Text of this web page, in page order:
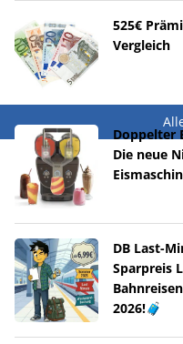
525€
Vergleich
Doppelter
Die neue
DB Last-
Sparpreis
2026!🧳